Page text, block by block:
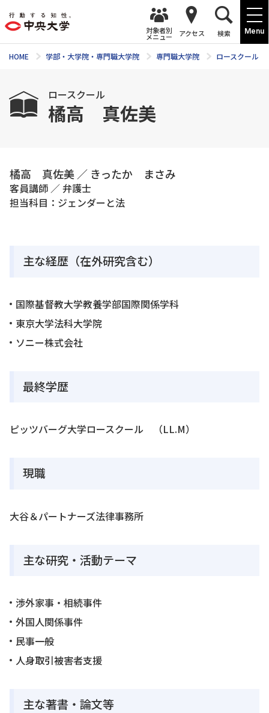
Menu
対象者別
メニュー アクセス 検索
HOME 学部・大学院・専門職大学院 専門職大学院 ロースクール
ロースクール
橘高 真佐美
橘高 真佐美 ／ きったか まさみ
客員講師 ／ 弁護士
担当科目：ジェンダーと法
主な経歴（在外研究含む）
国際基督教大学教養学部国際関係学科
東京大学法科大学院
ソニー株式会社
最終学歴
ピッツバーグ大学ロースクール （LL.M）
現職
大谷＆パートナーズ法律事務所
主な研究・活動テーマ
渉外家事・相続事件
外国人関係事件
民事一般
人身取引被害者支援
主な著書・論文等